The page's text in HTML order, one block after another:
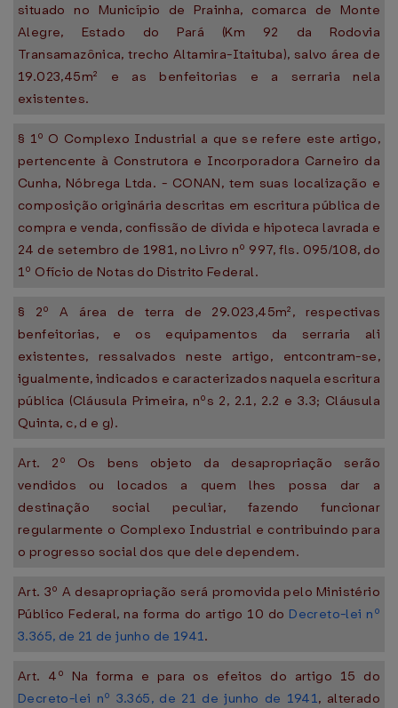
situado no Município de Prainha, comarca de Monte
Alegre, Estado do Pará (Km 92 da Rodovia
Transamazônica, trecho Altamira-Itaituba), salvo área de
19.023,45m² e as benfeitorias e a serraria nela
existentes.
§ 1º O Complexo Industrial a que se refere este artigo,
pertencente à Construtora e Incorporadora Carneiro da
Cunha, Nóbrega Ltda. - CONAN, tem suas localização e
composição originária descritas em escritura pública de
compra e venda, confissão de dívida e hipoteca lavrada e
24 de setembro de 1981, no Livro nº 997, fls. 095/108, do
1º Ofício de Notas do Distrito Federal.
§ 2º A área de terra de 29.023,45m², respectivas
benfeitorias, e os equipamentos da serraria ali
existentes, ressalvados neste artigo, entcontram-se,
igualmente, indicados e caracterizados naquela escritura
pública (Cláusula Primeira, nºs 2, 2.1, 2.2 e 3.3; Cláusula
Quinta, c, d e g).
Art. 2º Os bens objeto da desapropriação serão
vendidos ou locados a quem lhes possa dar a
destinação social peculiar, fazendo funcionar
regularmente o Complexo Industrial e contribuindo para
o progresso social dos que dele dependem.
Art. 3º A desapropriação será promovida pelo Ministério
Público Federal, na forma do artigo 10 do Decreto-lei nº
3.365, de 21 de junho de 1941.
Art. 4º Na forma e para os efeitos do artigo 15 do
Decreto-lei nº 3.365, de 21 de junho de 1941, alterado